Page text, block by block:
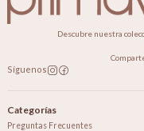
Descubre nuestra
Síguenos
Categorías
Preguntas Frecuentes